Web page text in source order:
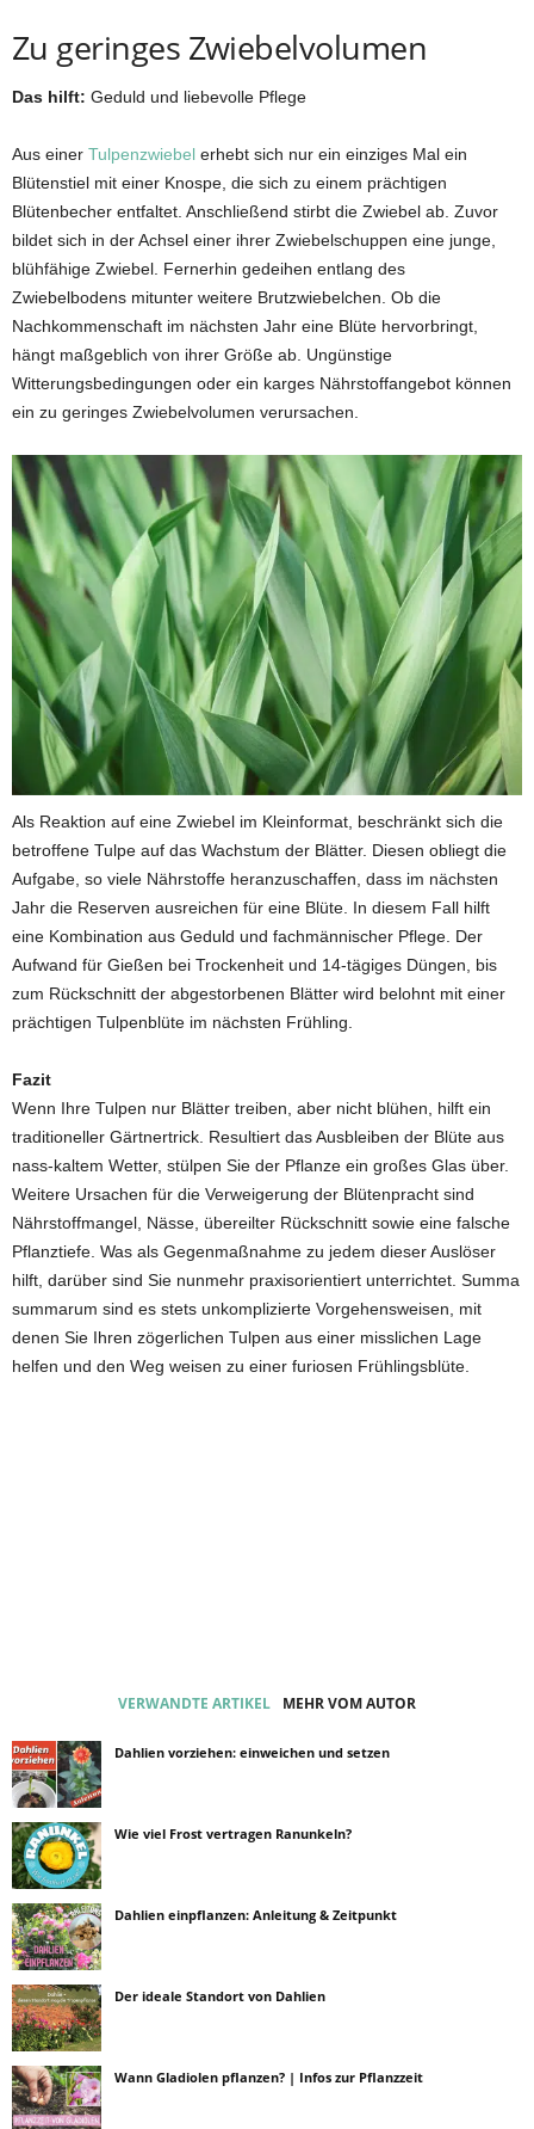
Zu geringes Zwiebelvolumen
Das hilft: Geduld und liebevolle Pflege
Aus einer Tulpenzwiebel erhebt sich nur ein einziges Mal ein
Blütenstiel mit einer Knospe, die sich zu einem prächtigen
Blütenbecher entfaltet. Anschließend stirbt die Zwiebel ab. Zuvor
bildet sich in der Achsel einer ihrer Zwiebelschuppen eine junge,
blühfähige Zwiebel. Fernerhin gedeihen entlang des
Zwiebelbodens mitunter weitere Brutzwiebelchen. Ob die
Nachkommenschaft im nächsten Jahr eine Blüte hervorbringt,
hängt maßgeblich von ihrer Größe ab. Ungünstige
Witterungsbedingungen oder ein karges Nährstoffangebot können
ein zu geringes Zwiebelvolumen verursachen.
Als Reaktion auf eine Zwiebel im Kleinformat, beschränkt sich die
betroffene Tulpe auf das Wachstum der Blätter. Diesen obliegt die
Aufgabe, so viele Nährstoffe heranzuschaffen, dass im nächsten
Jahr die Reserven ausreichen für eine Blüte. In diesem Fall hilft
eine Kombination aus Geduld und fachmännischer Pflege. Der
Aufwand für Gießen bei Trockenheit und 14-tägiges Düngen, bis
zum Rückschnitt der abgestorbenen Blätter wird belohnt mit einer
prächtigen Tulpenblüte im nächsten Frühling.
Fazit
Wenn Ihre Tulpen nur Blätter treiben, aber nicht blühen, hilft ein
traditioneller Gärtnertrick. Resultiert das Ausbleiben der Blüte aus
nass-kaltem Wetter, stülpen Sie der Pflanze ein großes Glas über.
Weitere Ursachen für die Verweigerung der Blütenpracht sind
Nährstoffmangel, Nässe, übereilter Rückschnitt sowie eine falsche
Pflanztiefe. Was als Gegenmaßnahme zu jedem dieser Auslöser
hilft, darüber sind Sie nunmehr praxisorientiert unterrichtet. Summa
summarum sind es stets unkomplizierte Vorgehensweisen, mit
denen Sie Ihren zögerlichen Tulpen aus einer misslichen Lage
helfen und den Weg weisen zu einer furiosen Frühlingsblüte.
VERWANDTE ARTIKEL MEHR VOM AUTOR
Dahlien vorziehen: einweichen und setzen
Wie viel Frost vertragen Ranunkeln?
Dahlien einpflanzen: Anleitung & Zeitpunkt
Der ideale Standort von Dahlien
Wann Gladiolen pflanzen? | Infos zur Pflanzzeit